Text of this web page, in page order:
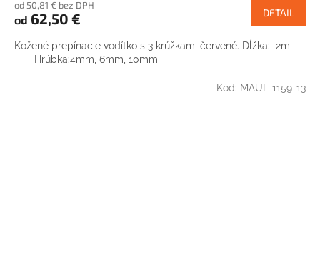
od 50,81 € bez DPH
od 62,50 € DETAIL
Kožené prepínacie vodítko s 3 krúžkami červené. Dĺžka: 2m
Hrúbka:4mm, 6mm, 10mm
Kód: MAUL-1159-13